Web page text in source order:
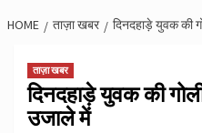
HOME ताज़ा खबर दिनदहाड़े युवक की
ताज़ा खबर
दिनदहाड़े युवक की
उजाले में